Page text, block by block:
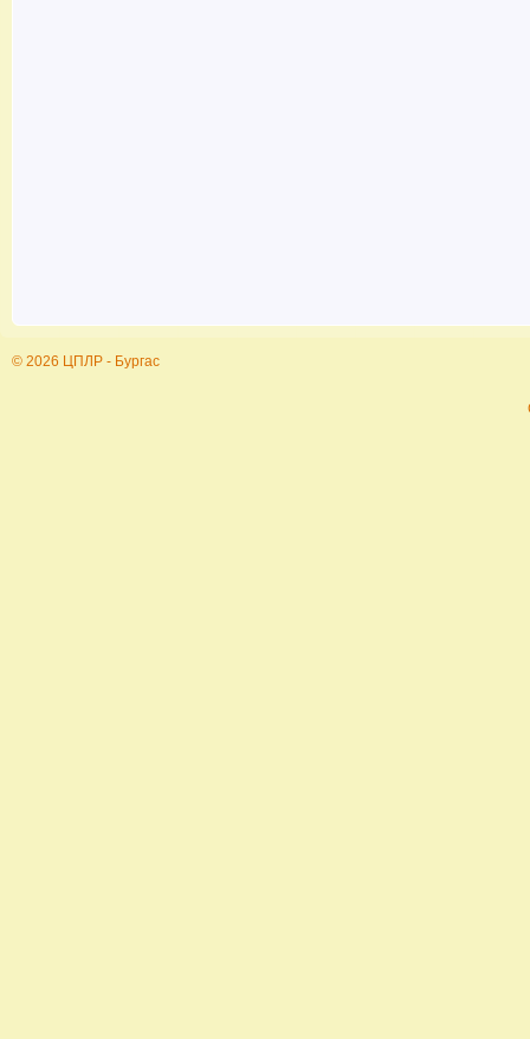
© 2026 ЦПЛР - Бургас